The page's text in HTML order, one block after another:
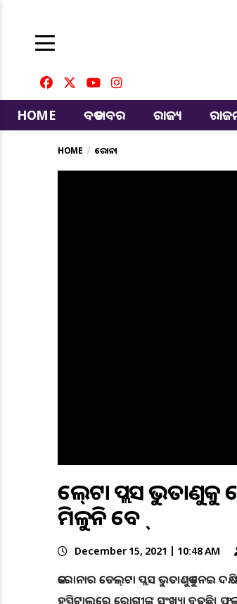
HOME
ବଡ ଖବର ରାଜ୍ୟ
HOME କରୋନା
ଡେଲ୍‌ଟା ପ୍ଲସ ଭୁତାଣୁକୁ
ମିଳୁନି ବେଡ୍‌
December 15, 2021 | 10:48 AM
କରୋନାର ଡେଲ୍‌ଟା ପ୍ଲସ ଭୁତାଣୁକୁ ନେଇ
ହସ୍ପିଟାଲ୍‌ରେ ରୋଗୀଙ୍କ ସଂଖ୍ୟା ବଢ଼ୁଛି।